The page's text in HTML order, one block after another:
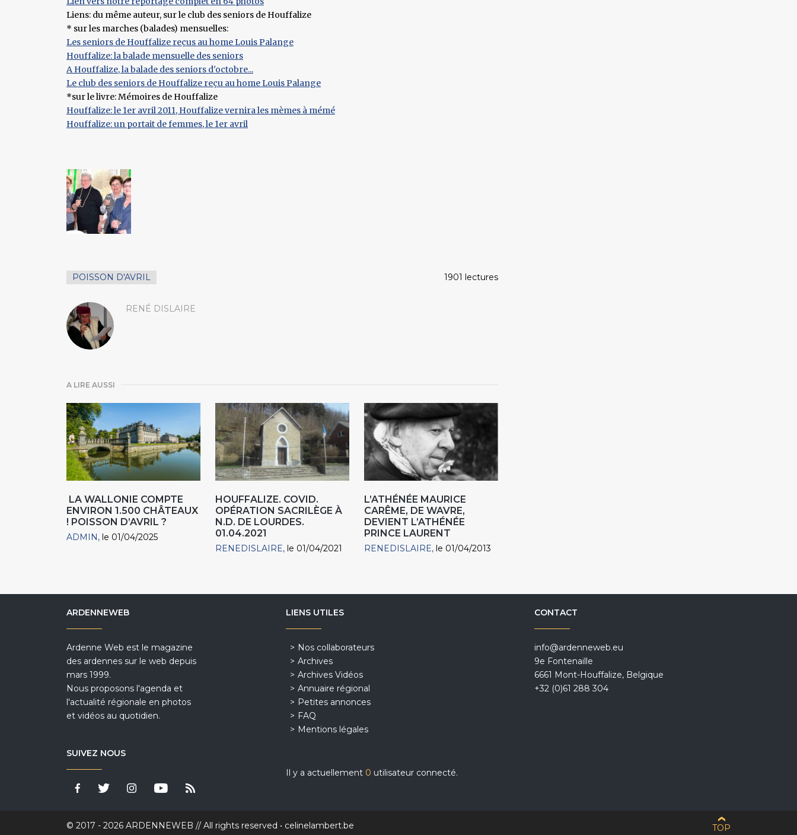
Liens: du même auteur, sur le club des seniors de Houffalize
* sur les marches (balades) mensuelles:
Les seniors de Houffalize reçus au home Louis Palange
Houffalize: la balade mensuelle des seniors
A Houffalize, la balade des seniors d'octobre...
Le club des seniors de Houffalize reçu au home Louis Palange
*sur le livre: Mémoires de Houffalize
Houffalize: le 1er avril 2011, Houffalize vernira les mèmes à mémé
Houffalize: un portait de femmes, le 1er avril
POISSON D'AVRIL 1901 lectures
RENÉ DISLAIRE
A LIRE AUSSI
LA WALLONIE COMPTE
ENVIRON 1.500 CHÂTEAUX
! POISSON D’AVRIL ?
ADMIN le 01/04/2025
HOUFFALIZE. COVID.
OPÉRATION SACRILÈGE À
N.D. DE LOURDES.
01.04.2021
RENEDISLAIRE le 01/04/2021
L’ATHÉNÉE MAURICE
CARÊME, DE WAVRE,
DEVIENT L’ATHÉNÉE
PRINCE LAURENT
RENEDISLAIRE le 01/04/2013
ARDENNEWEB
Ardenne Web est le magazine
des ardennes sur le web depuis
mars 1999.
Nous proposons l'agenda et
l'actualité régionale en photos
et vidéos au quotidien.
SUIVEZ NOUS
LIENS UTILES
Nos collaborateurs
Archives
Archives Vidéos
Annuaire régional
Petites annonces
FAQ
Mentions légales
Il y a actuellement 0 utilisateur connecté.
CONTACT
info@ardenneweb.eu
9e Fontenaille
6661 Mont-Houffalize, Belgique
+32 (0)61 288 304
© 2017 - 2026 ARDENNEWEB // All rights reserved • celinelambert.be TOP